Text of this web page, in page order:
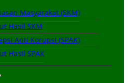
Masyarakat (SKM)
Hasil SKM
Anti Korupsi (SPAK)
Hasil SPAK